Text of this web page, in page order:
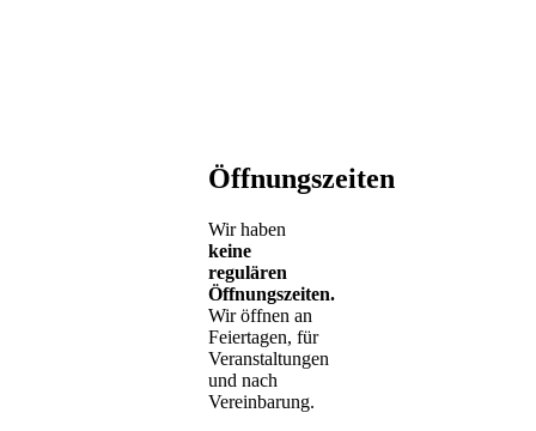
Öffnungszeiten
Wir haben
keine
regulären
Öffnungszeiten.
Wir öffnen an
Feiertagen, für
Veranstaltungen
und nach
Vereinbarung.